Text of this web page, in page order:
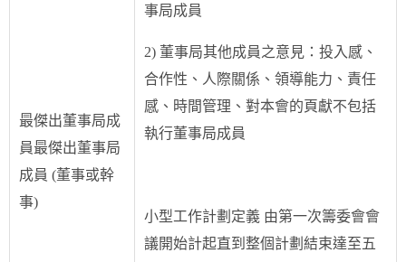
最傑出董事局成
員最傑出董事局
成員 (董事或幹
事)
事局成員
2) 董事局其他成員之意見：投入感、
合作性、人際關係、領導能力、責任
感、時間管理、對本會的頁獻不包括
執行董事局成員
小型工作計劃定義 由第一次籌委會會
議開始計起直到整個計劃結束達至五